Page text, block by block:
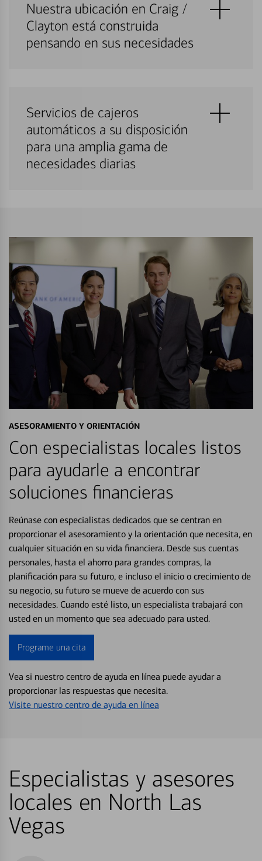
Nuestra ubicación en Craig /
Clayton está construida
pensando en sus necesidades
Servicios de cajeros
automáticos a su disposición
para una amplia gama de
necesidades diarias
ASESORAMIENTO Y ORIENTACIÓN
Con especialistas locales listos
para ayudarle a encontrar
soluciones financieras
Reúnase con especialistas dedicados que se centran en
proporcionar el asesoramiento y la orientación que necesita, en
cualquier situación en su vida financiera. Desde sus cuentas
personales, hasta el ahorro para grandes compras, la
planificación para su futuro, e incluso el inicio o crecimiento de
su negocio, su futuro se mueve de acuerdo con sus
necesidades. Cuando esté listo, un especialista trabajará con
usted en un momento que sea adecuado para usted.
Programe una cita
Vea si nuestro centro de ayuda en línea puede ayudar a
proporcionar las respuestas que necesita.
Visite nuestro centro de ayuda en línea
Especialistas y asesores
locales en North Las
Vegas